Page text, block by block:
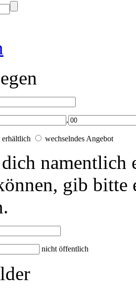
,
erhältlich wechselndes Angebot
namentlich
gib
nicht öffentlich